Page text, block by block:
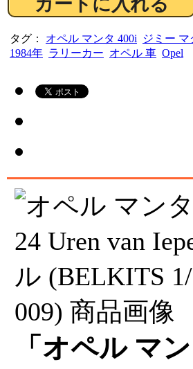
タグ： オペル マンタ 400i ジミー マ
1984年 ラリーカー オペル 車 Opel
「オペル マ